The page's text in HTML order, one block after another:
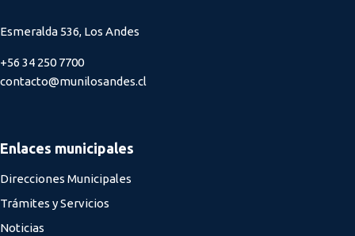
Esmeralda 536, Los Andes
+56 34 250 7700
contacto@munilosandes.cl
Enlaces municipales
Direcciones Municipales
Trámites y Servicios
Noticias